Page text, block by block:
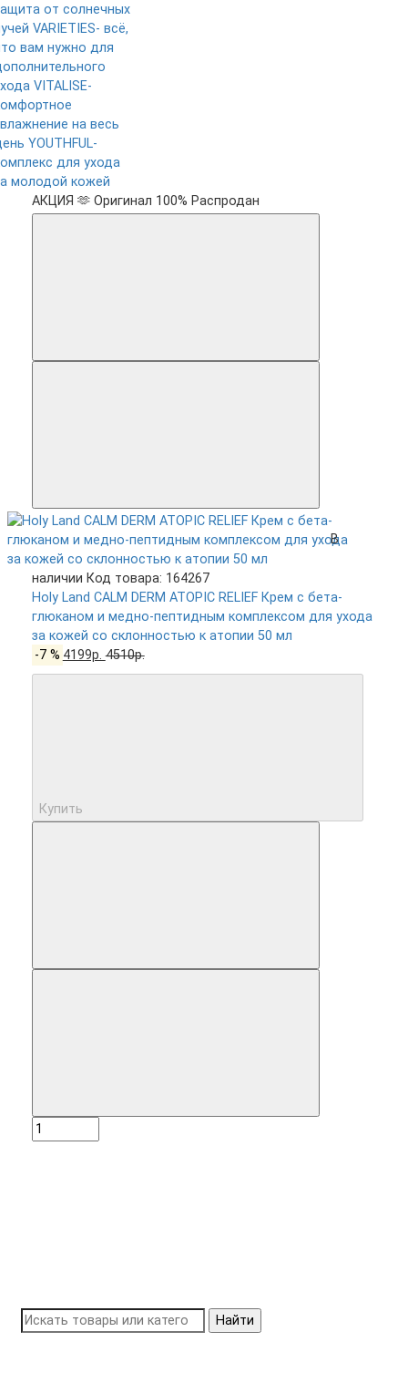
от солнечных
VARIETIES- всё,
вам нужно для
VITALISE-
на весь
YOUTHFUL-
для ухода
молодой кожей
АКЦИЯ 🫶 Оригинал 100% Распродан
В
наличии Код товара: 164267
Holy Land CALM DERM ATOPIC RELIEF Крем с бета-
глюканом и медно-пептидным комплексом для ухода
за кожей со склонностью к атопии 50 мл
-7 % 4199р.4510р.
Купить
Найти